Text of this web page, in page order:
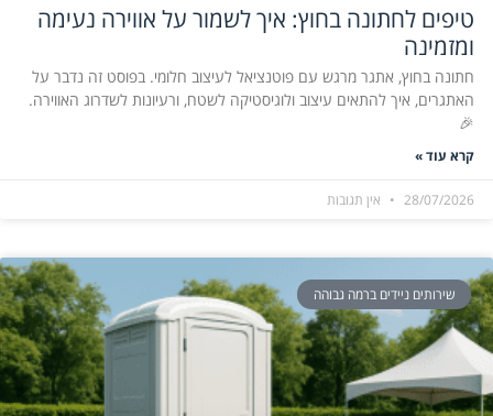
טיפים לחתונה בחוץ: איך לשמור על אווירה נעימה
ומזמינה
חתונה בחוץ, אתגר מרגש עם פוטנציאל לעיצוב חלומי. בפוסט זה נדבר על
האתגרים, איך להתאים עיצוב ולוגיסטיקה לשטח, ורעיונות לשדרוג האווירה.
🎉
קרא עוד »
28/07/2026 אין תגובות
שירותים ניידים ברמה גבוהה